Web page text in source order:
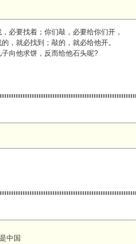
必要找着；你们敲，必要给你们开，
，就必找到；敲的，就必给他开。
向他求饼，反而给他石头呢?
中国